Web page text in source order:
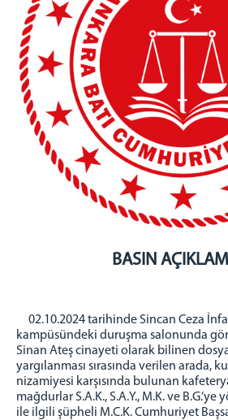
BAŞSAVCILIK
Cumhuriyet Başsavcısı
KOMİSYON
Adalet Komisyonu Başkanı
Müstemir Yetkili Hakimlerin İzin
MÜLHAKATLARIMIZ
Beypazarı Adliyesi
Kızılcahamam Adliyesi
Kahramankazan Adliyesi
Sincan İlçesi
Ayaş İlçesi
İLETİŞİM
Kurumsal Kimlik
İletişim ve Ulaşım
BASIN
02.10.2024 tarihinde Sincan Ceza
kampüsündeki duruşma salonunda
Sinan Ateş cinayeti olarak bilinen
yargılanması sırasında verilen arada,
nizamiyesi karşısında bulunan
mağdurlar S.A.K., S.A.Y., M.K. ve
ile ilgili şüpheli M.C.K. Cumhuriyet